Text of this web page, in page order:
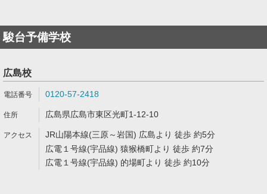
駿台予備学校
広島校
0120-57-2418
広島県広島市東区光町1-12-10
JR山陽本線(三原～岩国) 広島より 徒歩 約5分
広電１号線(宇品線) 猿猴橋町より 徒歩 約7分
広電１号線(宇品線) 的場町より 徒歩 約10分